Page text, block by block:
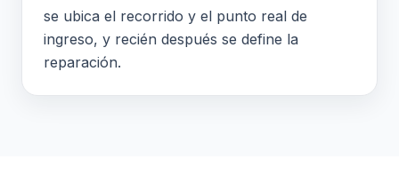
se ubica el recorrido y el punto real de
ingreso, y recién después se define la
reparación.